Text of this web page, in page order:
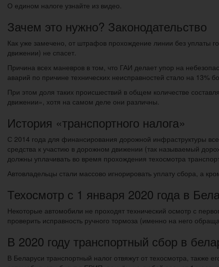
О едином налоге узнайте из видео.
Зачем это нужно? Законодательство
Как уже замечено, от штрафов прохождение линии без уплаты
движении) не спасет.
Причина всех маневров в том, что ГАИ делает упор на
аварий по причине технических неисправностей стало на
При этом доля таких происшествий в общем количестве
движении», хотя на самом деле они различны.
История «транспортного налога»
С 2014 года для финансирования дорожной инфраструктуры
средства к участию в дорожном движении (так называемый
должны уплачивать во время прохождения техосмотра
Автовладельцы стали массово игнорировать уплату сбора, а
Техосмотр с 1 января 2020 года в
Некоторые автомобили не проходят технический осмотр с
проверить исправность ручного тормоза (именно на него
В 2020 году транспортный сбор в
В Беларуси транспортный налог отвяжут от техосмотра, также